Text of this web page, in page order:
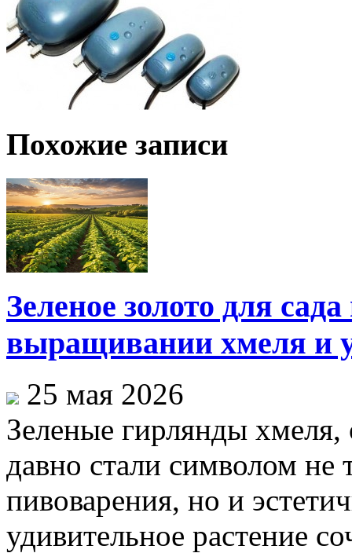
Похожие записи
Зеленое золото для
выращивании хмеля и
25 мая 2026
Зеленые гирлянды
давно стали символом не
пивоварения, но и
удивительное растение